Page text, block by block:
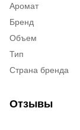
Аромат
Бренд
Объем
Тип
Страна бренда
Отзывы